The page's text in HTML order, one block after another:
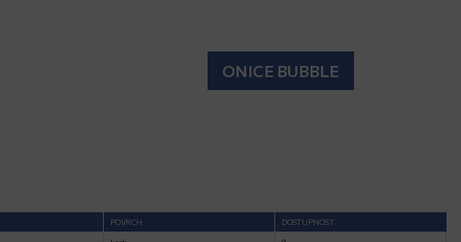
ONICE BUBBLE
POVRCH DOSTUPNOST